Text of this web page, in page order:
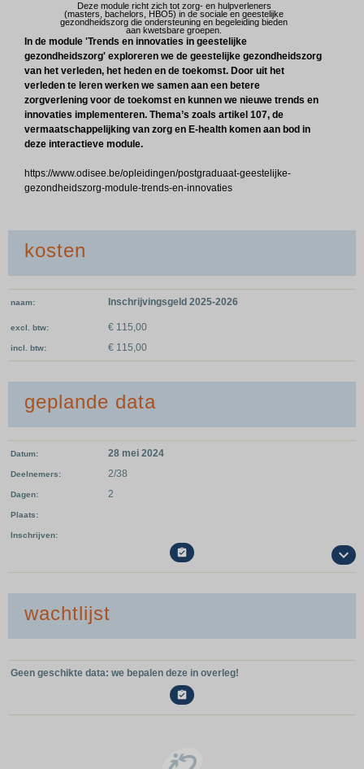
Deze module richt zich tot zorg- en hulpverleners
(masters, bachelors, HBO5) in de sociale en geestelijke
gezondheidszorg die ondersteuning en begeleiding bieden
aan kwetsbare groepen.
In de module 'Trends en innovaties in geestelijke
gezondheidszorg' exploreren we de geestelijke gezondheidszorg
van het verleden, het heden en de toekomst. Door uit het
verleden te leren werken we samen aan een betere
zorgverlening voor de toekomst en kunnen we nieuwe trends en
innovaties implementeren. Thema’s zoals artikel 107, de
vermaatschappelijking van zorg en E-health komen aan bod in
deze interactieve module.
https://www.odisee.be/opleidingen/postgraduaat-geestelijke-
gezondheidszorg-module-trends-en-innovaties
kosten
naam Inschrijvingsgeld 2025-2026
excl. btw € 115,00
incl. btw € 115,00
geplande data
Datum 28 mei 2024
Deelnemers 2/38
Dagen 2
Plaats
Inschrijven

wachtlijst
Geen geschikte data: we bepalen deze in overleg!
